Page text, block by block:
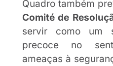
Quadro também
Comité de
servir como um
precoce no
ameaças à